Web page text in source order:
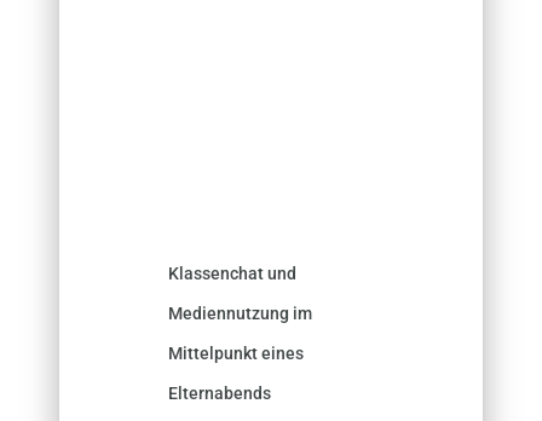
Klassenchat und
Mediennutzung im
Mittelpunkt eines
Elternabends